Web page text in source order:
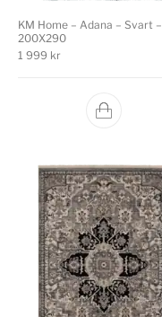
KM Home – Adana – Svart –
200X290
1 999 kr